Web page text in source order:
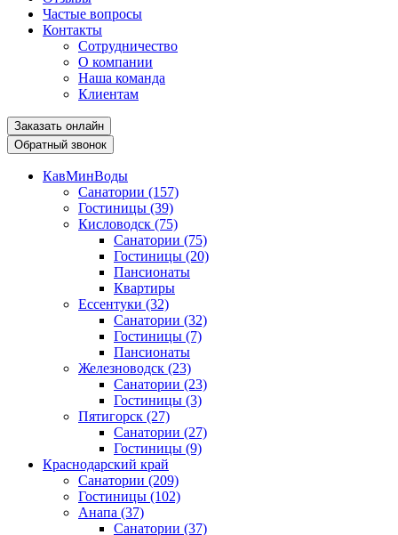
Частые вопросы
Контакты
Сотрудничество
О компании
Наша команда
Клиентам
Заказать онлайн
Обратный звонок
КавМинВоды
Санатории (157)
Гостиницы (39)
Кисловодск (75)
Санатории (75)
Гостиницы (20)
Пансионаты
Квартиры
Ессентуки (32)
Санатории (32)
Гостиницы (7)
Пансионаты
Железноводск (23)
Санатории (23)
Гостиницы (3)
Пятигорск (27)
Санатории (27)
Гостиницы (9)
Краснодарский край
Санатории (209)
Гостиницы (102)
Анапа (37)
Санатории (37)